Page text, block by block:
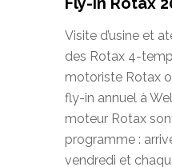
Visite d’usine et
des Rotax 4-
motoriste Rotax
fly-in annuel à
moteur Rotax
programme :
vendredi et